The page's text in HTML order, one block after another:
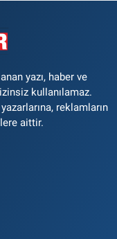
yazı, haber ve
kullanılamaz.
reklamların
aittir.